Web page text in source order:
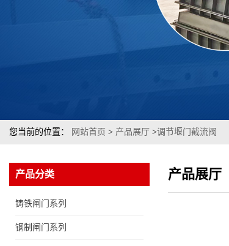
您当前的位置： 网站首页 > 产品展厅 >调节堰门截流阀
产品分类
铸铁闸门系列
钢制闸门系列
产品展厅